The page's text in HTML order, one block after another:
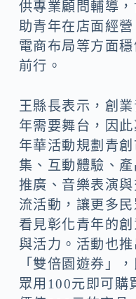
供專業顧問輔導，
助青年在店面經營
電商布局等方面穩
前行。
王縣長表示，創業
年需要舞台，因此
年華活動規劃青創
集、互動體驗、產
推廣、音樂表演與
流活動，讓更多民
看見彰化青年的創
與活力。活動也推
「雙倍園遊券」，
眾用100元即可購